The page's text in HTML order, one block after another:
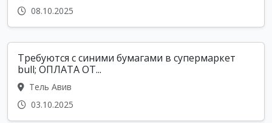
08.10.2025
Требуются с синими бумагами в супермаркет
bull; ОПЛАТА ОТ...
Тель Авив
03.10.2025